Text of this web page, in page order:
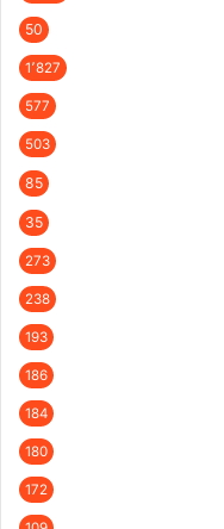
50
1٬827
577
503
85
35
273
238
193
186
184
180
172